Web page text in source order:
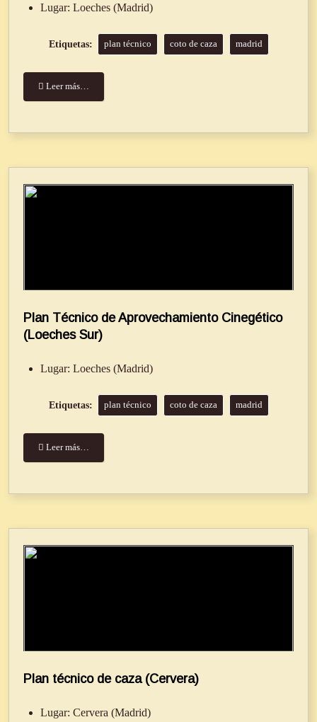
Lugar: Loeches (Madrid)
plan técnico coto de caza madrid
Leer más…
Plan Técnico de Aprovechamiento Cinegético
(Loeches Sur)
Lugar: Loeches (Madrid)
plan técnico coto de caza madrid
Leer más…
Plan técnico de caza (Cervera)
Lugar: Cervera (Madrid)